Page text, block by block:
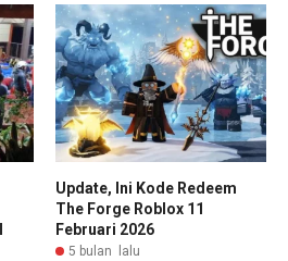
Update, Ini Kode Redeem
The Forge Roblox 11
Februari 2026
5 bulan lalu